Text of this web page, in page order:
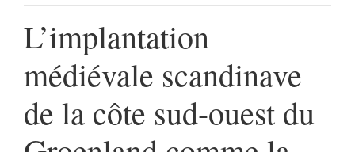
L’implantation
médiévale scandinave
de la côte sud-ouest du